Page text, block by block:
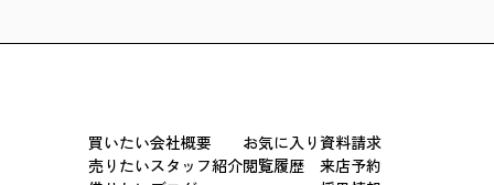
買いたい
売りたい
会社概要
スタッフ紹介
お気に入り
閲覧履歴
資料請求
来店予約